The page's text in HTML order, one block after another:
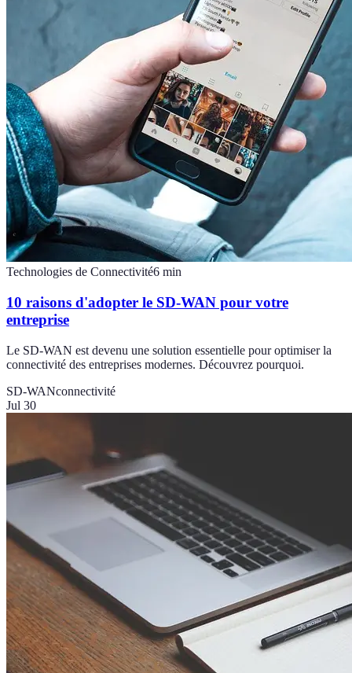
Technologies de Connectivité6 min
10 raisons d'adopter le SD-WAN pour votre
entreprise
Le SD-WAN est devenu une solution essentielle pour optimiser la
connectivité des entreprises modernes. Découvrez pourquoi.
SD-WANconnectivité
Jul 30